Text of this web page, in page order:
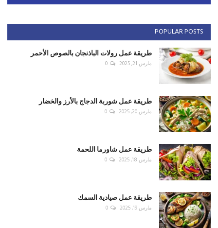
POPULAR POSTS
طريقة عمل رولات الباذنجان بالصوص الأحمر
مارس 21, 2025 0
طريقة عمل شوربة الدجاج بالأرز والخضار
مارس 20, 2025 0
طريقة عمل شاورما اللحمة
مارس 18, 2025 0
طريقة عمل صيادية السمك
مارس 19, 2025 0